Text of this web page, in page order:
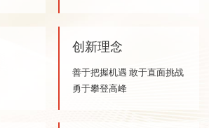
创新理念
善于把握机遇 敢于直面挑战
勇于攀登高峰